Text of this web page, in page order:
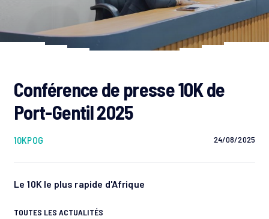
Conférence de presse 10K de
Port-Gentil 2025
10KPOG 24/08/2025
Le 10K le plus rapide d'Afrique
TOUTES LES ACTUALITÉS